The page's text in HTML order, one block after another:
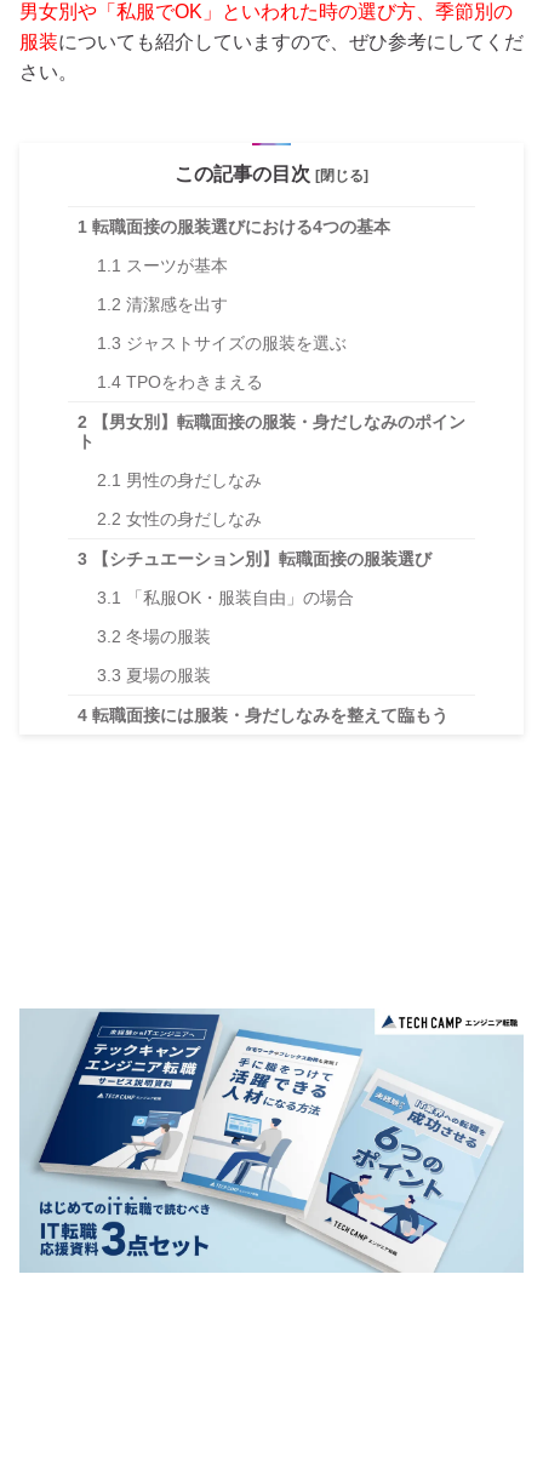
男女別や 「私服でOK」といわれた時の選び方、季節別の
服装についても紹介していますので、ぜひ参考にしてくだ
さい。
この記事の目次 [閉じる]
1 転職面接の服装選びにおける4つの基本
1.1 スーツが基本
1.2 清潔感を出す
1.3 ジャストサイズの服装を選ぶ
1.4 TPOをわきまえる
2 【男女別】転職面接の服装・身だしなみのポイン
ト
2.1 男性の身だしなみ
2.2 女性の身だしなみ
3 【シチュエーション別】転職面接の服装選び
3.1
「私服OK・服装自由」の場合
3.2 冬場の服装
3.3 夏場の服装
4 転職面接には服装・身だしなみを整えて臨もう